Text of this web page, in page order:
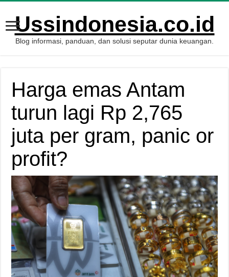
Ussindonesia.co.id
Blog informasi, panduan, dan solusi seputar dunia keuangan.
Harga emas Antam
turun lagi Rp 2,765
juta per gram, panic or
profit?